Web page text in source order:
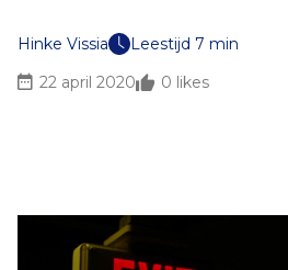
Hinke Vissia
Leestijd 7 min
22 april 2020
0 likes